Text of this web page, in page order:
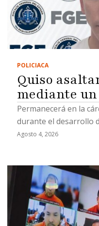
POLICIACA
Quiso
mediante
Permanecerá en la
durante el desarrollo
Agosto 4, 2026